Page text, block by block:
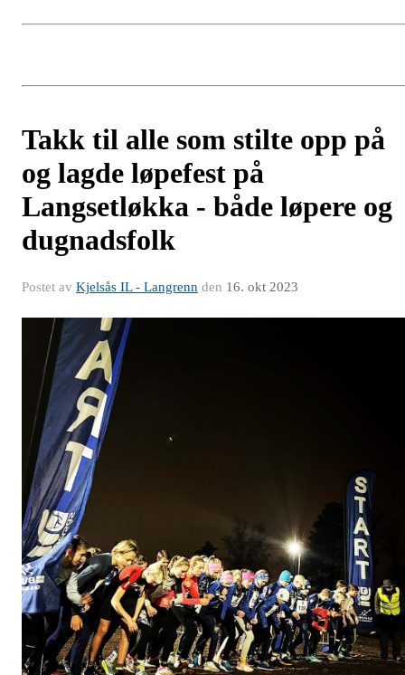
Takk til alle som stilte opp på
og lagde løpefest på
Langsetløkka - både løpere og
dugnadsfolk
Postet av Kjelsås IL - Langrenn den 16. okt 2023